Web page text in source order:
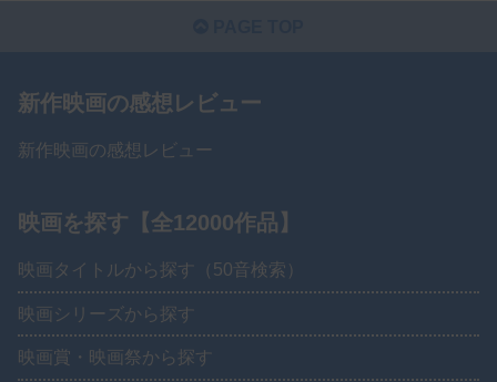
新作映画の感想レビュー
新作映画の感想レビュー
映画を探す【全12000作品】
映画タイトルから探す（50音検索）
映画シリーズから探す
映画賞・映画祭から探す